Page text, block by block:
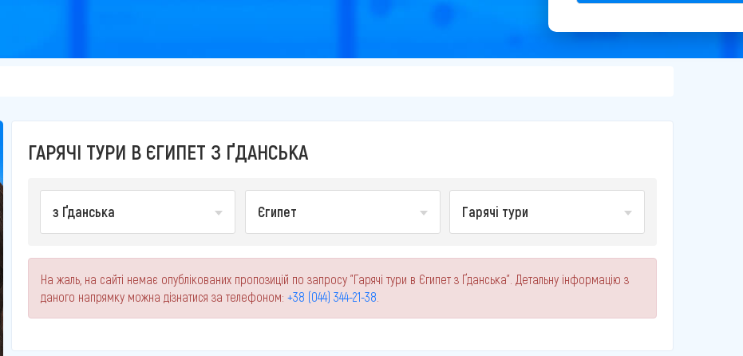
ГАРЯЧІ ТУРИ В ЄГИПЕТ З ҐДАНСЬКА
з Ґданська Єгипет Гарячі тури
На жаль, на сайті немає опублікованих пропозицій по запросу "Гарячі тури в Єгипет з Ґданська". Детальну інформацію з
даного напрямку можна дізнатися за телефоном: +38 (044) 344-21-38